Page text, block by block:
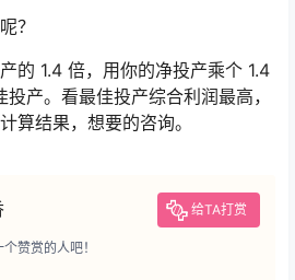
？
的 1.4 倍，用你的净投产乘个 1.4
产。看最佳投产综合利润最高，
算结果，想要的咨询。
给TA打赏
赞赏的人吧！